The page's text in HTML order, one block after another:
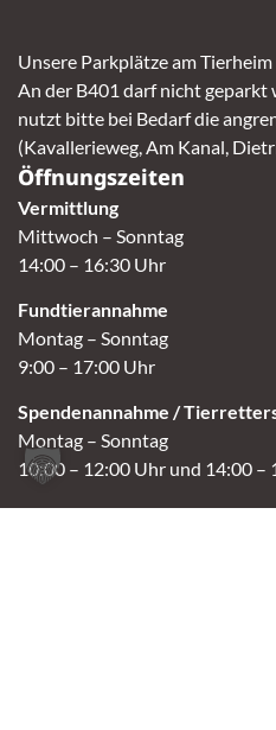
Unsere Parkplätze am
An der B401 darf nicht geparkt
nutzt bitte bei Bedarf die
(Kavallerieweg, Am Kanal,
Öffnungszeiten
Vermittlung
Mittwoch – Sonntag
14:00 – 16:30 Uhr
Fundtierannahme
Montag – Sonntag
9:00 – 17:00 Uhr
Spendenannahme /
Montag – Sonntag
10:00 – 12:00 Uhr und 14:00 –
Café